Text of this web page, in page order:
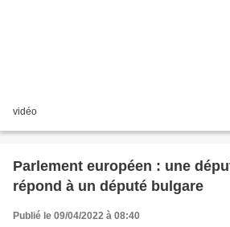
vidéo
Parlement européen : une
répond à un député bulgare
Publié le 09/04/2022 à 08:40